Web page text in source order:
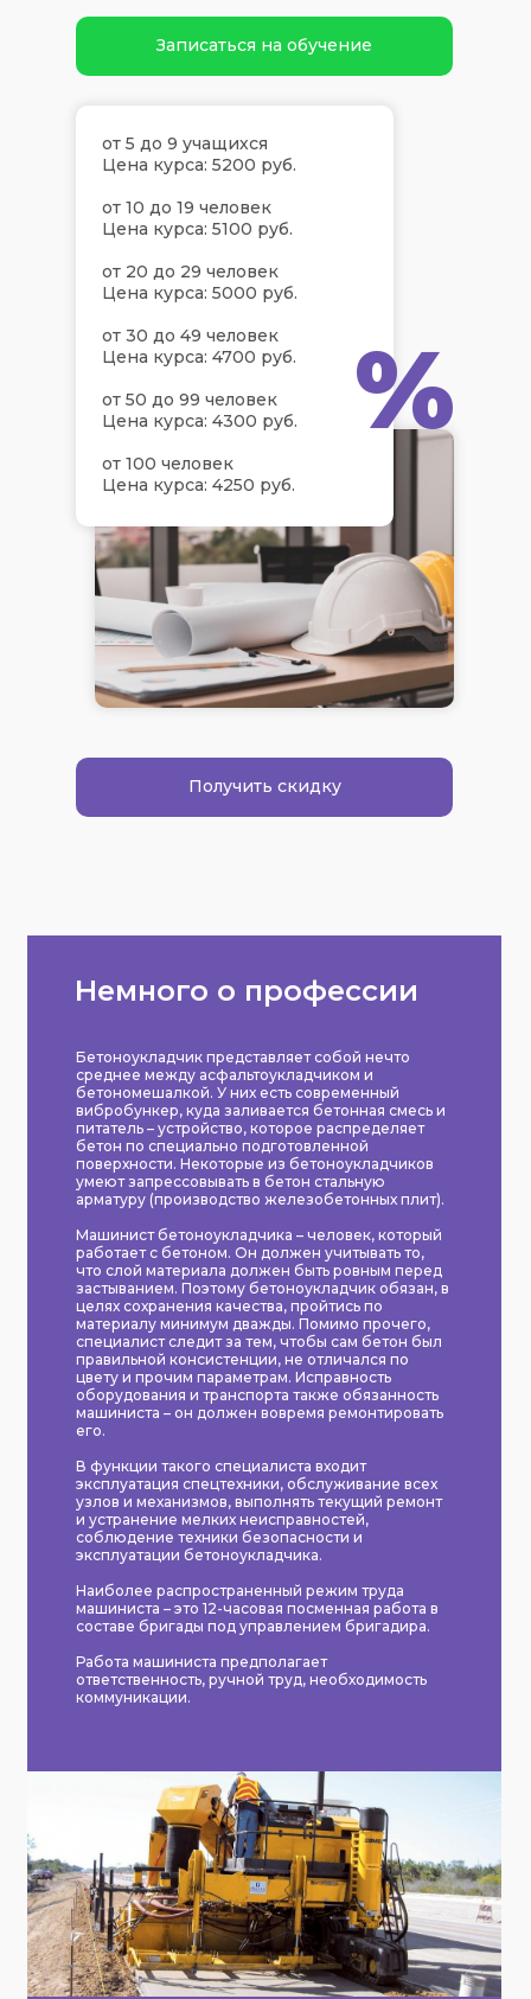
Записаться на обучение
от 5 до 9 учащихся
Цена курса: 5200 руб.
от 10 до 19 человек
Цена курса: 5100 руб.
от 20 до 29 человек
Цена курса: 5000 руб.
от 30 до 49 человек
Цена курса: 4700 руб.
от 50 до 99 человек
Цена курса: 4300 руб.
от 100 человек
Цена курса: 4250 руб.
Получить скидку
%
Немного о профессии
Бетоноукладчик представляет собой нечто
среднее между асфальтоукладчиком и
бетономешалкой. У них есть современный
вибробункер, куда заливается бетонная смесь и
питатель – устройство, которое распределяет
бетон по специально подготовленной
поверхности. Некоторые из бетоноукладчиков
умеют запрессовывать в бетон стальную
арматуру (производство железобетонных плит).
Машинист бетоноукладчика – человек, который
работает с бетоном. Он должен учитывать то,
что слой материала должен быть ровным перед
застыванием. Поэтому бетоноукладчик обязан, в
целях сохранения качества, пройтись по
материалу минимум дважды. Помимо прочего,
специалист следит за тем, чтобы сам бетон был
правильной консистенции, не отличался по
цвету и прочим параметрам. Исправность
оборудования и транспорта также обязанность
машиниста – он должен вовремя ремонтировать
его.
В функции такого специалиста входит
эксплуатация спецтехники, обслуживание всех
узлов и механизмов, выполнять текущий ремонт
и устранение мелких неисправностей,
соблюдение техники безопасности и
эксплуатации бетоноукладчика.
Наиболее распространенный режим труда
машиниста – это 12-часовая посменная работа в
составе бригады под управлением бригадира.
Работа машиниста предполагает
ответственность, ручной труд, необходимость
коммуникации.